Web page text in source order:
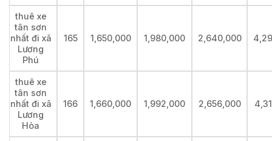
thuê xe
tân sơn
nhất đi xã
Lương
Phú
165 1,650,000 1,980,000 2,640,000
thuê xe
tân sơn
nhất đi xã
Lương
Hòa
166 1,660,000 1,992,000 2,656,000